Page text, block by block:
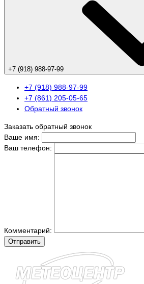
+7 (918) 988-97-99
+7 (918) 988-97-99
+7 (861) 205-05-65
Обратный звонок
Заказать обратный звонок
Ваше имя:
Ваш телефон:
Комментарий:
Отправить